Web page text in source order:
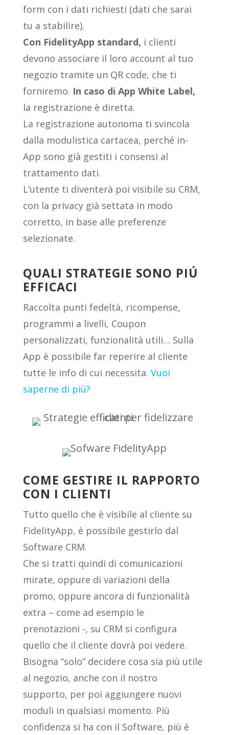
form con i dati richiesti (dati che sarai
tu a stabilire).
Con FidelityApp standard, i clienti
devono associare il loro account al tuo
negozio tramite un QR code, che ti
forniremo. In caso di App White Label,
la registrazione è diretta.
La registrazione autonoma ti svincola
dalla modulistica cartacea, perché in-
App sono già gestiti i consensi al
trattamento dati.
L’utente ti diventerà poi visibile su CRM,
con la privacy già settata in modo
corretto, in base alle preferenze
selezionate.
QUALI STRATEGIE SONO PIÚ
EFFICACI
Raccolta punti fedeltà, ricompense,
programmi a livelli, Coupon
personalizzati, funzionalità utili… Sulla
App è possibile far reperire al cliente
tutte le info di cui necessita. Vuoi
saperne di più?
COME GESTIRE IL RAPPORTO
CON I CLIENTI
Tutto quello che è visibile al cliente su
FidelityApp, è possibile gestirlo dal
Software CRM.
Che si tratti quindi di comunicazioni
mirate, oppure di variazioni della
promo, oppure ancora di funzionalità
extra – come ad esempio le
prenotazioni -, su CRM si configura
quello che il cliente dovrà poi vedere.
Bisogna “solo” decidere cosa sia più utile
al negozio, anche con il nostro
supporto, per poi aggiungere nuovi
moduli in qualsiasi momento. Più
confidenza si ha con il Software, più è